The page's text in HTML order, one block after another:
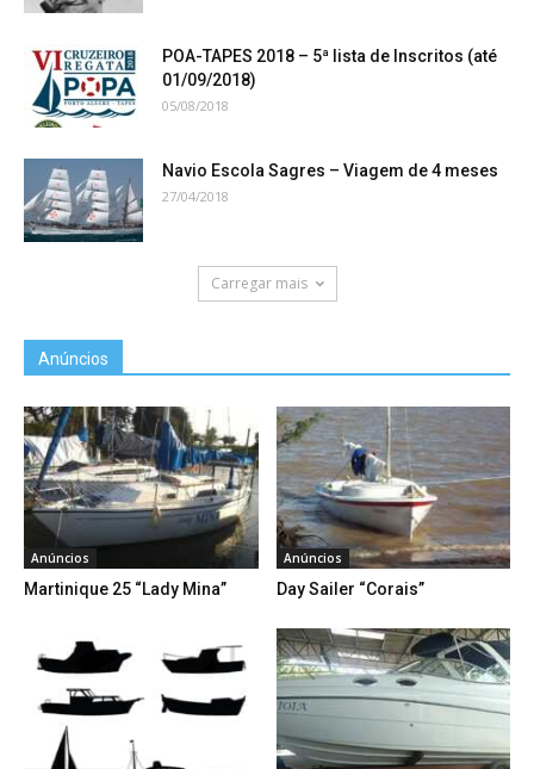
POA-TAPES 2018 – 5ª lista de Inscritos (até
01/09/2018)
05/08/2018
Navio Escola Sagres – Viagem de 4 meses
27/04/2018
Carregar mais
Anúncios
Anúncios
Martinique 25 “Lady Mina”
Anúncios
Day Sailer “Corais”